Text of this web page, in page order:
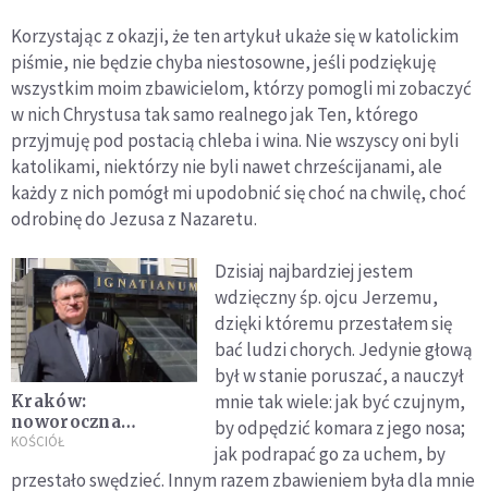
Korzystając z okazji, że ten artykuł ukaże się w katolickim
piśmie, nie będzie chyba niestosowne, jeśli podziękuję
wszystkim moim zbawicielom, którzy pomogli mi zobaczyć
w nich Chrystusa tak samo realnego jak Ten, którego
przyjmuję pod postacią chleba i wina. Nie wszyscy oni byli
katolikami, niektórzy nie byli nawet chrześcijanami, ale
każdy z nich pomógł mi upodobnić się choć na chwilę, choć
odrobinę do Jezusa z Nazaretu.
Kraków:
noworoczna
Eucharystia w
społeczności
KOŚCIÓŁ
Dzisiaj najbardziej jestem
wdzięczny śp. ojcu Jerzemu,
dzięki któ­remu przestałem się
bać ludzi chorych. Jedynie głową
był w sta­nie poruszać, a nauczył
mnie tak wiele: jak być czujnym,
by odpę­dzić komara z jego nosa;
jak podrapać go za uchem, by
przestało swędzieć. Innym razem zbawieniem była dla mnie